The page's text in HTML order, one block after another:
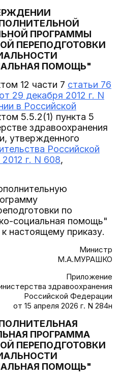
ПРОГРАММЫ
ПЕРЕПОДГОТОВКИ
ПОМОЩЬ"
12 части 7 статьи 76
29 декабря 2012 г. N
в Российской
5.5.2(1) пункта 5
здравоохранения
утвержденного
Российской
г. N 608,
по
социальная помощь"
настоящему приказу.
Министр
М.А.МУРАШКО
Приложение
здравоохранения
Российской Федерации
от 15 апреля 2026 г. N 284н
ПРОГРАММА
ПЕРЕПОДГОТОВКИ
ПОМОЩЬ"